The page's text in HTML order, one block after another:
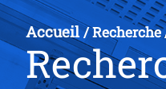
Accueil/Recherche